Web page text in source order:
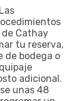
Las
Cathay
tu reserva,
de bodega o
adicional.
unas 48